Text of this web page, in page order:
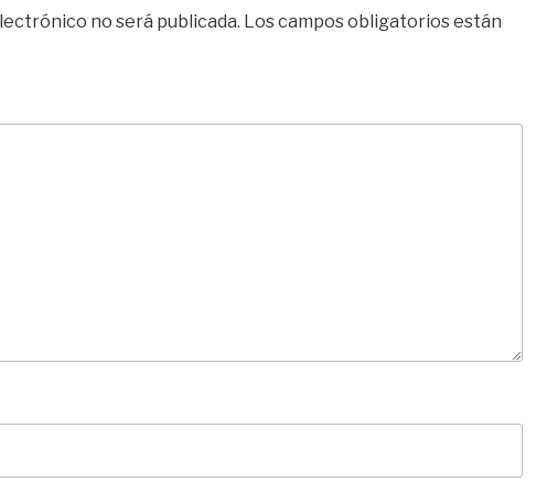
no será publicada. Los campos obligatorios están